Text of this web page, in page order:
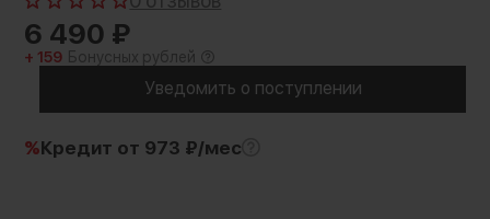
6 490 ₽
+ 159 Бонусных рублей
Уведомить о поступлении
%Кредит от 973 ₽/мес